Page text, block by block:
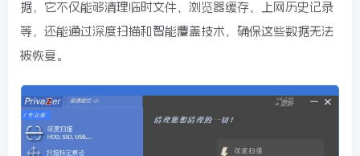
SVG波浪 豆包去水印
据，它不仅能够清理临时文件、浏览器缓存、上网历史记录
等，还能通过深度扫描和智能覆盖技术，确保这些数据无法
被恢复。